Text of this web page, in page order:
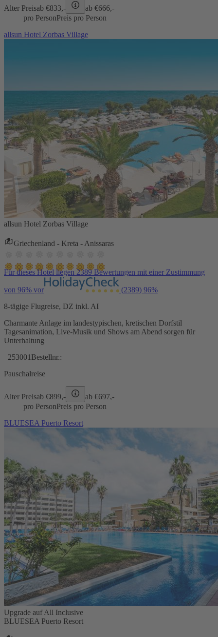
Alter Preisab €833,- ab €666,-
pro PersonPreis pro Person
allsun Hotel Zorbas Village
allsun Hotel Zorbas Village
Griechenland - Kreta - Anissaras
Für dieses Hotel liegen 2389 Bewertungen mit einer Zustimmung
von 96% vor (2389) 96%
8-tägige Flugreise, DZ inkl. AI
Charmante Anlage im landestypischen, kretischen Dorfstil
Tagesanimation, Live-Musik und Shows am Abend sorgen für
Unterhaltung
253001 Bestellnr.:
Pauschalreise
Alter Preisab €899,- ab €697,-
pro PersonPreis pro Person
BLUESEA Puerto Resort
Upgrade auf All Inclusive
BLUESEA Puerto Resort